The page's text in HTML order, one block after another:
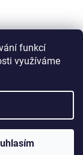
funkcí
využíváme